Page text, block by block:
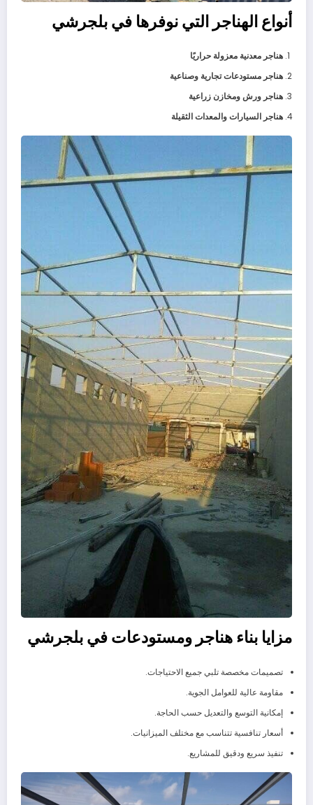
أنواع الهناجر التي نوفرها في بلجرشي
هناجر معدنية معزولة حراريًا
هناجر مستودعات تجارية وصناعية
هناجر ورش ومخازن زراعية
هناجر السيارات والمعدات الثقيلة
مزايا بناء هناجر ومستودعات في بلجرشي
تصميمات مخصصة تلبي جميع الاحتياجات.
مقاومة عالية للعوامل الجوية.
إمكانية التوسع والتعديل حسب الحاجة.
أسعار تنافسية تتناسب مع مختلف الميزانيات.
تنفيذ سريع ودقيق للمشاريع.